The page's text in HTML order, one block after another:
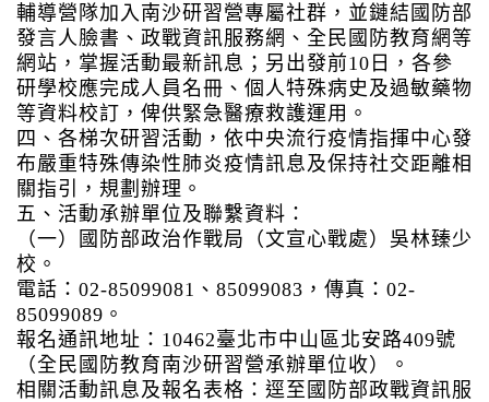
輔導營隊加入南沙研習營專屬社群，並鏈結國防部
發言人臉書、政戰資訊服務網、全民國防教育網等
網站，掌握活動最新訊息；另出發前10日，各參
研學校應完成人員名冊、個人特殊病史及過敏藥物
等資料校訂，俾供緊急醫療救護運用。
四、各梯次研習活動，依中央流行疫情指揮中心發
布嚴重特殊傳染性肺炎疫情訊息及保持社交距離相
關指引，規劃辦理。
五、活動承辦單位及聯繫資料：
（一）國防部政治作戰局（文宣心戰處）吳林臻少
校。
電話：02-85099081、85099083，傳真：02-
85099089。
報名通訊地址：10462臺北市中山區北安路409號
（全民國防教育南沙研習營承辦單位收）。
相關活動訊息及報名表格：逕至國防部政戰資訊服